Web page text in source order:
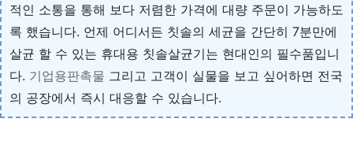
적인 소통을 통해 보다 저렴한 가격에 대량 주문이 가능하도
록 했습니다. 언제 어디서든 칫솔의 세균을 간단히 7분만에
살균 할 수 있는 휴대용 칫솔살균기는 현대인의 필수품입니
다. 기업용판촉물 그리고 고객이 실물을 보고 싶어하면 전국
의 공장에서 즉시 대응할 수 있습니다.